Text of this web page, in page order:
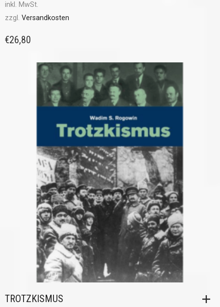
inkl. MwSt.
zzgl. Versandkosten
€26,80
TROTZKISMUS